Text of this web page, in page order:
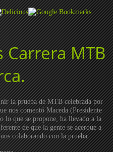
Carrera MTB
la prueba de MTB celebrada por
nos comentó Maceda (Presidente
que se propone, ha llevado a la
de que la gente se acerque a
colaborando con la prueba.